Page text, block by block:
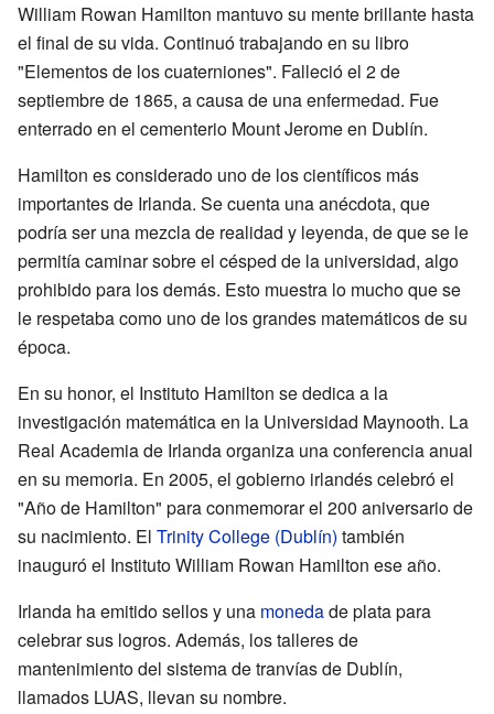
William Rowan Hamilton mantuvo su mente brillante hasta
el final de su vida. Continuó trabajando en su libro
"Elementos de los cuaterniones". Falleció el 2 de
septiembre de 1865, a causa de una enfermedad. Fue
enterrado en el cementerio Mount Jerome en Dublín.
Hamilton es considerado uno de los científicos más
importantes de Irlanda. Se cuenta una anécdota, que
podría ser una mezcla de realidad y leyenda, de que se le
permitía caminar sobre el césped de la universidad, algo
prohibido para los demás. Esto muestra lo mucho que se
le respetaba como uno de los grandes matemáticos de su
época.
En su honor, el Instituto Hamilton se dedica a la
investigación matemática en la Universidad Maynooth. La
Real Academia de Irlanda organiza una conferencia anual
en su memoria. En 2005, el gobierno irlandés celebró el
"Año de Hamilton" para conmemorar el 200 aniversario de
su nacimiento. El Trinity College (Dublín) también
inauguró el Instituto William Rowan Hamilton ese año.
Irlanda ha emitido sellos y una monedade plata para
celebrar sus logros. Además, los talleres de
mantenimiento del sistema de tranvías de Dublín,
llamados LUAS, llevan su nombre.